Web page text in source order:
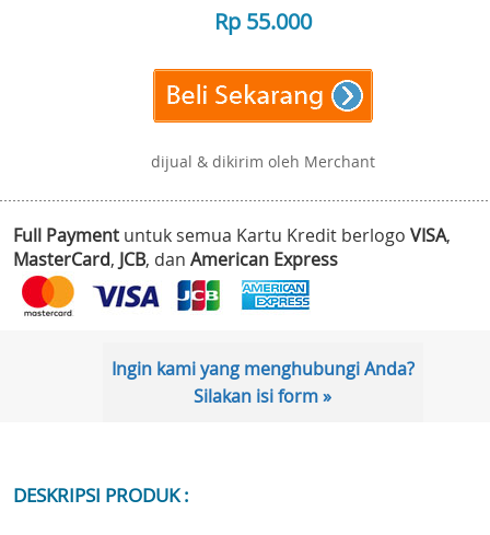
Rp 55.000
dijual & dikirim oleh Merchant
Full Payment untuk semua Kartu Kredit berlogo VISA,
MasterCard, JCB, dan American Express
Ingin kami yang menghubungi Anda?
Silakan isi form »
DESKRIPSI PRODUK :